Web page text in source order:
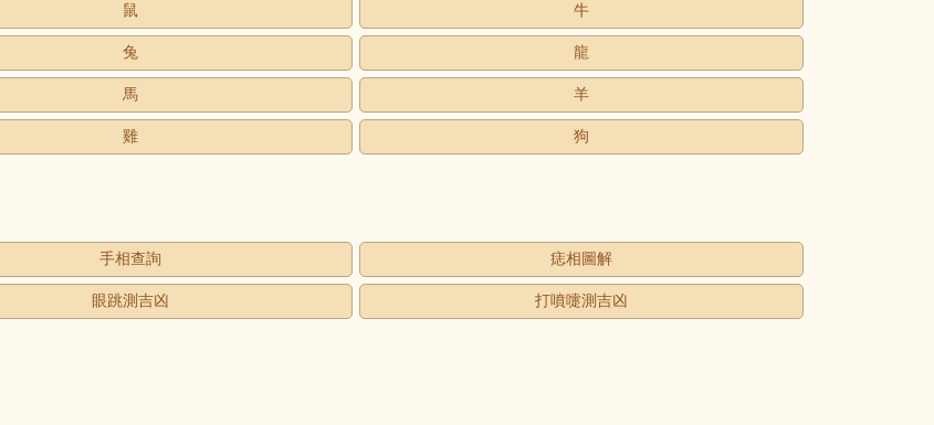
鼠 牛
兔 龍
馬 羊
雞 狗
手相查詢 痣相圖解
眼跳測吉凶 打噴嚏測吉凶